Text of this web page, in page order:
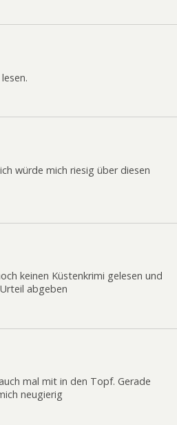
würde mich riesig über diesen
keinen Küstenkrimi gelesen und
abgeben
mal mit in den Topf. Gerade
neugierig